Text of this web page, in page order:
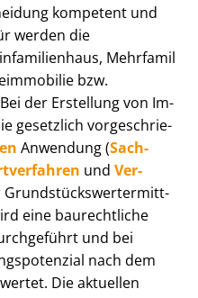
kompetent und
werden die
Mehr­fa­mi­l
bzw.
der Erstellung von Im­
gesetzlich vor­ge­schrie­
Anwendung (Sach­
und Ver­
Grund­stücks­wert­ermitt­
eine baurechtliche
und bei
nach dem
Die aktuellen